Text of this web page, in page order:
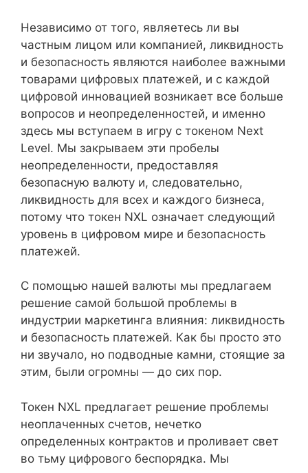
Независимо от того, являетесь ли вы
частным лицом или компанией, ликвидность
и безопасность являются наиболее важными
товарами цифровых платежей, и с каждой
цифровой инновацией возникает все больше
вопросов и неопределенностей, и именно
здесь мы вступаем в игру с токеном Next
Level. Мы закрываем эти пробелы
неопределенности, предоставляя
безопасную валюту и, следовательно,
ликвидность для всех и каждого бизнеса,
потому что токен NXL означает следующий
уровень в цифровом мире и безопасность
платежей.
С помощью нашей валюты мы предлагаем
решение самой большой проблемы в
индустрии маркетинга влияния: ликвидность
и безопасность платежей. Как бы просто это
ни звучало, но подводные камни, стоящие за
этим, были огромны — до сих пор.
Токен NXL предлагает решение проблемы
неоплаченных счетов, нечетко
определенных контрактов и проливает свет
во тьму цифрового беспорядка. Мы